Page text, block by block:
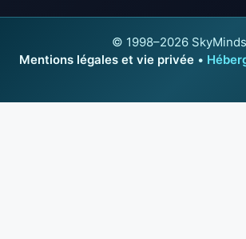
© 1998–2026 SkyMinds
Mentions légales et vie privée •